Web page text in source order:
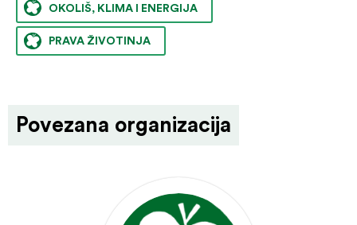
OKOLIŠ, KLIMA I ENERGIJA
PRAVA ŽIVOTINJA
Povezana organizacija